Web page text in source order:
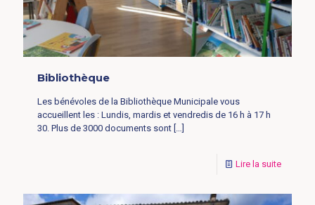
Bibliothèque
Les bénévoles de la Bibliothèque Municipale vous
accueillent les : Lundis, mardis et vendredis de 16 h à 17 h
30. Plus de 3000 documents sont […]
Lire la suite